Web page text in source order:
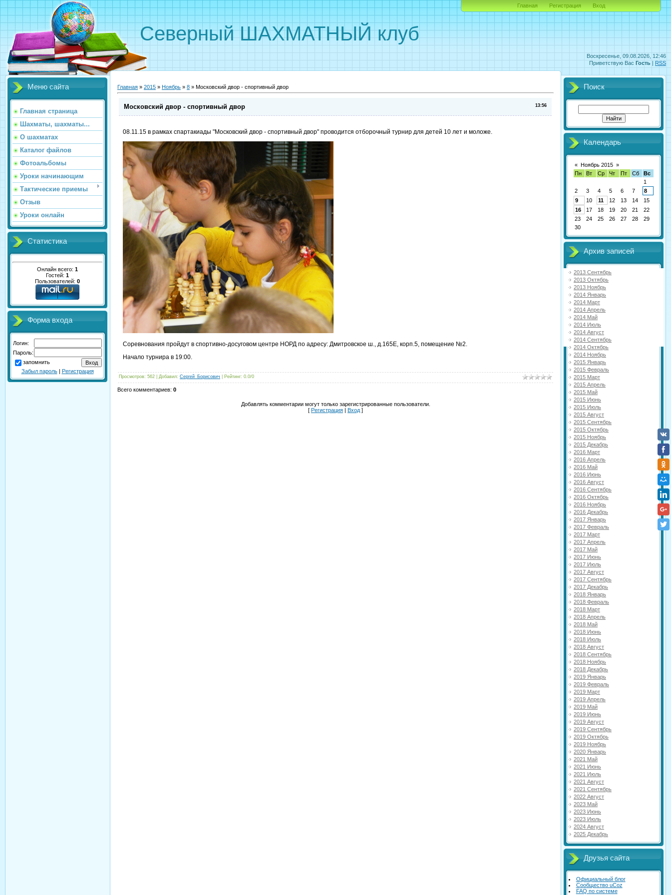
Воскресенье, 09.08.2026, 12:46
Приветствую Вас Гость | RSS
Северный ШАХМАТНЫЙ клуб
Главная Регистрация Вход
Меню сайта
Главная страница
Шахматы, шахматы...
О шахматах
Каталог файлов
Фотоальбомы
Уроки начинающим
Тактические приемы
Отзыв
Уроки онлайн
Статистика
Онлайн всего: 1
Гостей: 1
Пользователей: 0
Форма входа
Логин:
Пароль:
запомнить
Забыл пароль| Регистрация
Главная » 2015 » Ноябрь » 8 » Московский двор - спортивный двор
13:56
Московский двор - спортивный двор
08.11.15 в рамках спартакиады "Московский двор - спортивный двор" проводится отборочный турнир для детей 10 лет и моложе.
Соревнования пройдут в спортивно-досуговом центре НОРД по адресу: Дмитровское ш., д.165Е, корп.5, помещение №2.
Начало турнира в 19:00.
Просмотров: 562 | Добавил: Сергей_Борисович Рейтинг: 0.0/0
Всего комментариев: 0
Добавлять комментарии могут только зарегистрированные пользователи.
[ Регистрация | Вход ]
Поиск
Календарь
« Ноябрь 2015 »
Пн
Вт Ср Чт Пт Сб
Вс
1
2
3 4 5 6 7
8
9
10 11 12 13 14
15
16
17 18 19 20 21
22
23
24 25 26 27 28
29
30
Архив записей
2013 Сентябрь
2013 Октябрь
2013 Ноябрь
2014 Январь
2014 Март
2014 Апрель
2014 Май
2014 Июль
2014 Август
2014 Сентябрь
2014 Октябрь
2014 Ноябрь
2015 Январь
2015 Февраль
2015 Март
2015 Апрель
2015 Май
2015 Июнь
2015 Июль
2015 Август
2015 Сентябрь
2015 Октябрь
2015 Ноябрь
2015 Декабрь
2016 Март
2016 Апрель
2016 Май
2016 Июнь
2016 Август
2016 Сентябрь
2016 Октябрь
2016 Ноябрь
2016 Декабрь
2017 Январь
2017 Февраль
2017 Март
2017 Апрель
2017 Май
2017 Июнь
2017 Июль
2017 Август
2017 Сентябрь
2017 Декабрь
2018 Январь
2018 Февраль
2018 Март
2018 Апрель
2018 Май
2018 Июнь
2018 Июль
2018 Август
2018 Сентябрь
2018 Ноябрь
2018 Декабрь
2019 Январь
2019 Февраль
2019 Март
2019 Апрель
2019 Май
2019 Июнь
2019 Август
2019 Сентябрь
2019 Октябрь
2019 Ноябрь
2020 Январь
2021 Май
2021 Июнь
2021 Июль
2021 Август
2021 Сентябрь
2022 Август
2023 Май
2023 Июнь
2023 Июль
2024 Август
2025 Декабрь
Друзья сайта
Официальный блог
Сообщество uCoz
FAQ по системе